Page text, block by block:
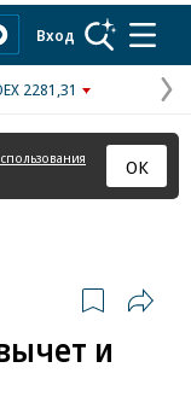
Вход
2281,31
ОК
и